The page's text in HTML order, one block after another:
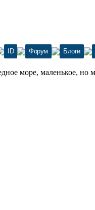
ID Форум Блоги
море, маленькое, но